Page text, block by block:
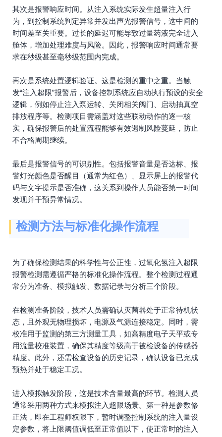
其次是报警响应时间。从注入系统实际发生超量注入行
为，到控制系统判定异常并发出声光报警信号，这中间的
时间差至关重要。过长的延迟可能导致过量药液完全进入
舱体，增加处理难度与风险。因此，报警响应时间通常要
求在秒级甚至毫秒级范围内完成。
再次是系统处置逻辑验证。这是检测的重中之重。当触
发“注入超限”报警后，设备控制系统应自动执行预设的安全
逻辑，例如停止注入泵运转、关闭相关阀门、启动抽真空
排放程序等。检测项目需涵盖对这些联动动作的逐一核
实，确保报警后的处置流程能够有效遏制风险蔓延，防止
不合格周期继续。
最后是报警信号的可识别性。包括报警音量是否达标、报
警灯光颜色是否醒目（通常为红色）、显示屏上的报警代
码与文字提示是否准确，这关系到操作人员能否第一时间
发现并干预异常情况。
检测方法与标准化操作流程
为了确保检测结果的科学性与公正性，过氧化氢注入超限
报警检测需遵循严格的标准化操作流程。整个检测过程通
常分为准备、模拟触发、数据记录与分析三个阶段。
在检测准备阶段，技术人员需确认灭菌器处于正常待机状
态，且外观无物理损坏，电源及气源连接稳定。同时，需
校准用于监测的第三方测量工具，如高精度电子天平或专
用流量校准装置，确保其精度等级高于被检设备的传感器
精度。此外，还需检查设备的历史记录，确认设备已完成
预热并处于稳定工况。
进入模拟触发阶段，这是技术含量最高的环节。检测人员
通常采用两种方式来模拟注入超限场景。第一种是参数修
正法，即在工程师权限下，暂时调整控制系统的注入量设
定参数，将上限阈值调低至正常值以下，使正常时的注入